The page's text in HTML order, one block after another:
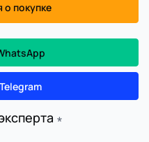
о покупке
∗